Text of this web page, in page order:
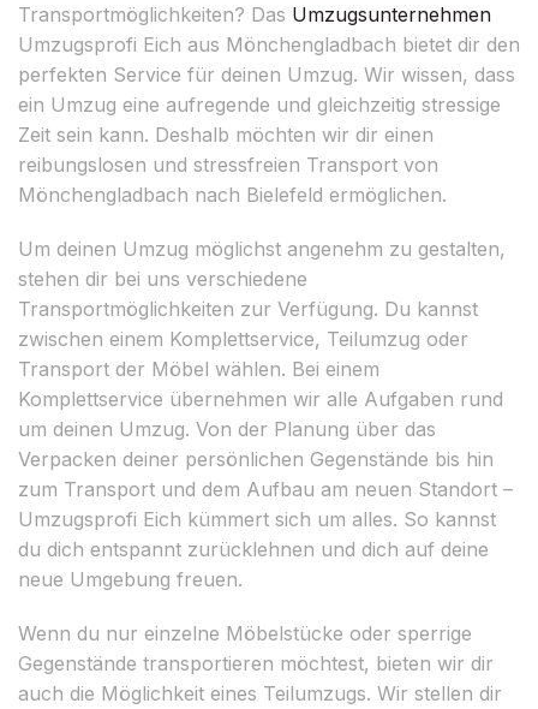
Transportmöglichkeiten? Das Umzugsunternehmen
Umzugsprofi Eich aus Mönchengladbach bietet dir den
perfekten Service für deinen Umzug. Wir wissen, dass
ein Umzug eine aufregende und gleichzeitig stressige
Zeit sein kann. Deshalb möchten wir dir einen
reibungslosen und stressfreien Transport von
Mönchengladbach nach Bielefeld ermöglichen.
Um deinen Umzug möglichst angenehm zu gestalten,
stehen dir bei uns verschiedene
Transportmöglichkeiten zur Verfügung. Du kannst
zwischen einem Komplettservice, Teilumzug oder
Transport der Möbel wählen. Bei einem
Komplettservice übernehmen wir alle Aufgaben rund
um deinen Umzug. Von der Planung über das
Verpacken deiner persönlichen Gegenstände bis hin
zum Transport und dem Aufbau am neuen Standort –
Umzugsprofi Eich kümmert sich um alles. So kannst
du dich entspannt zurücklehnen und dich auf deine
neue Umgebung freuen.
Wenn du nur einzelne Möbelstücke oder sperrige
Gegenstände transportieren möchtest, bieten wir dir
auch die Möglichkeit eines Teilumzugs. Wir stellen dir